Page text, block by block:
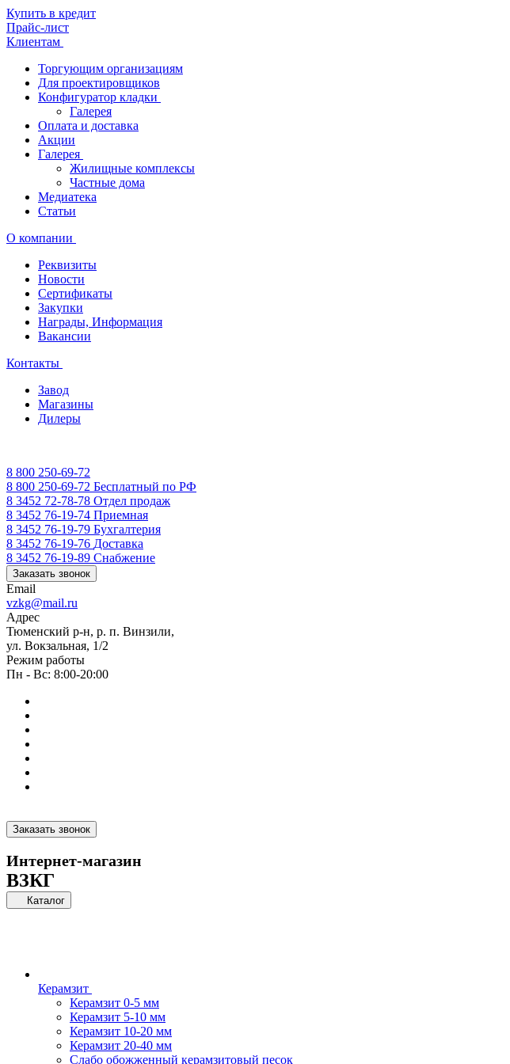
Купить в кредит
Прайс-лист
Клиентам
Торгующим организациям
Для проектировщиков
Конфигуратор кладки
Галерея
Оплата и доставка
Акции
Галерея
Жилищные комплексы
Частные дома
Медиатека
Статьи
О компании
Реквизиты
Новости
Сертификаты
Закупки
Награды, Информация
Вакансии
Контакты
Завод
Магазины
Дилеры
8 800 250-69-72
8 800 250-69-72 Бесплатный по РФ
8 3452 72-78-78 Отдел продаж
8 3452 76-19-74 Приемная
8 3452 76-19-79 Бухгалтерия
8 3452 76-19-76 Доставка
8 3452 76-19-89 Снабжение
Заказать звонок
Email
vzkg@mail.ru
Адрес
Тюменский р-н, р. п. Винзили,
ул. Вокзальная, 1/2
Режим работы
Пн - Вс: 8:00-20:00
Заказать звонок
Интернет-магазин
ВЗКГ
Каталог
Керамзит
Керамзит 0-5 мм
Керамзит 5-10 мм
Керамзит 10-20 мм
Керамзит 20-40 мм
Слабо обожженный керамзитовый песок